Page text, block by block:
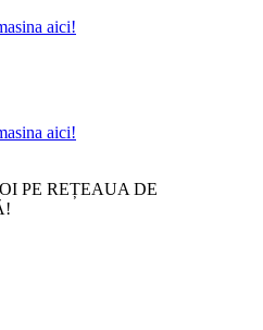
PE REȚEAUA DE